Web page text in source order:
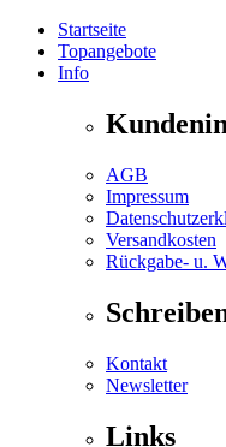
Startseite
Topangebote
Info
AGB
Impressum
Versandkosten
Rückgabe- u.
Kontakt
Newsletter
Links